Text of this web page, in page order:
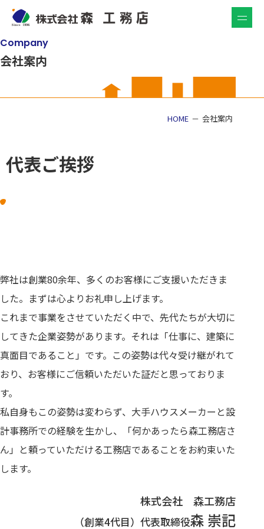
Company
会社案内
HOME 会社案内
代表ご挨拶
弊社は創業80余年、多くのお客様にご支援いただきま
した。まずは心よりお礼申し上げます。
これまで事業をさせていただく中で、先代たちが大切に
してきた企業姿勢があります。それは「仕事に、建築に
真面目であること」です。この姿勢は代々受け継がれて
おり、お客様にご信頼いただいた証だと思っておりま
す。
私自身もこの姿勢は変わらず、大手ハウスメーカーと設
計事務所での経験を生かし、「何かあったら森工務店さ
ん」と頼っていただける工務店であることをお約束いた
します。
株式会社 森工務店
（創業4代目）代表取締役森 崇記